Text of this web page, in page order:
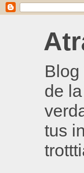
Blog
de
tus